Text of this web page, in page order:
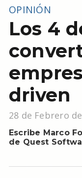
OPINIÓN
Los 4
driven
28 de Febrero
Escribe Marco
de Quest